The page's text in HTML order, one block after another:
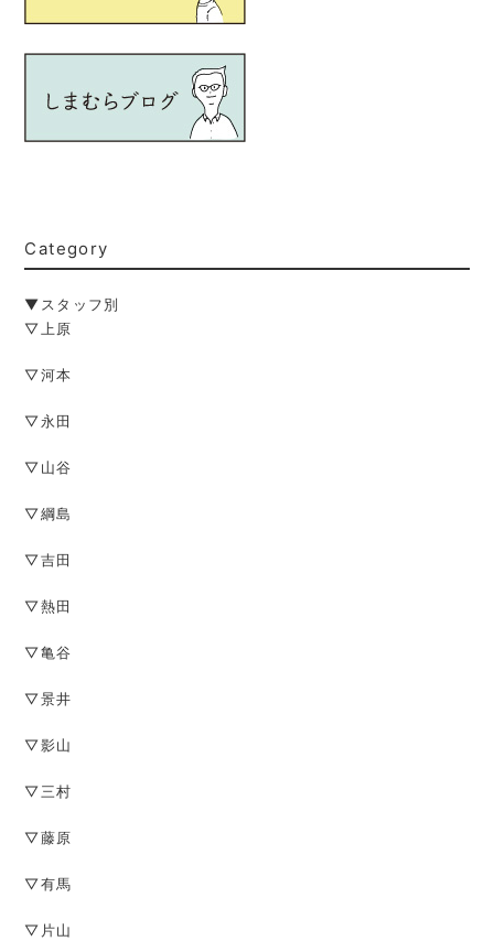
Category
▼スタッフ別
▽上原
▽河本
▽永田
▽山谷
▽綱島
▽吉田
▽熱田
▽亀谷
▽景井
▽影山
▽三村
▽藤原
▽有馬
▽片山